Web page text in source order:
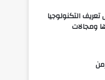
التكنولوجيا
ومجالات